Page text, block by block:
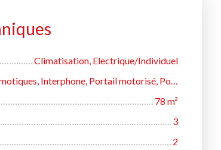
Climatisation, Electrique/Individuel
Climatisation, Équipements domotiques, Interphone, Portail motorisé, Porte blindée, Système d'alarme, Volets électriques
78 m²
3
2